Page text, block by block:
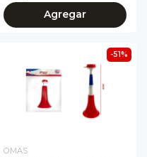
Agregar
-51%
OMAS